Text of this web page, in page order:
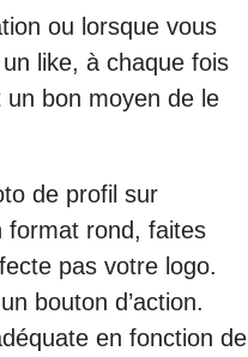
ou lorsque vous
like, à chaque fois
un bon moyen de le
de profil sur
format rond, faites
pas votre logo.
bouton d’action.
en fonction de